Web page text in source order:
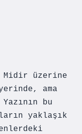
Midir üzerine
ama
bu
yaklaşık